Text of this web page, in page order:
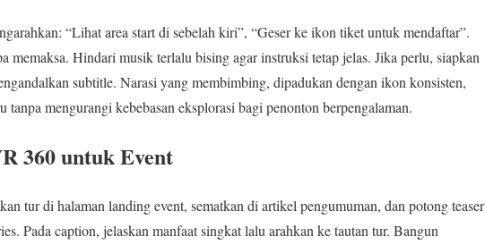
“Lihat area start di sebelah kiri”, “Geser ke ikon tiket untuk mendaftar”.
memaksa. Hindari musik terlalu bising agar instruksi tetap jelas. Jika perlu, siapkan
subtitle. Narasi yang membimbing, dipadukan dengan ikon konsisten,
mengurangi kebebasan eksplorasi bagi penonton berpengalaman.
360 untuk Event
tur di halaman landing event, sematkan di artikel pengumuman, dan potong teaser
Pada caption, jelaskan manfaat singkat lalu arahkan ke tautan tur. Bangun